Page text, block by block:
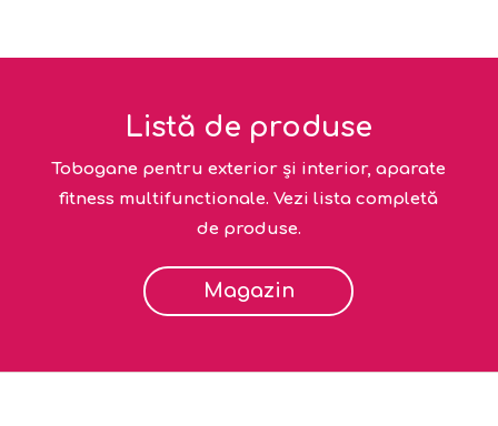
Listă de produse
Tobogane pentru exterior și interior, aparate
fitness multifunctionale. Vezi lista completă
de produse.
Magazin